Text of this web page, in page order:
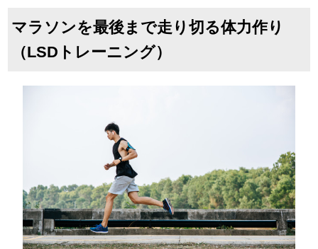
マラソンを最後まで走り切る体力作り
（LSDトレーニング）